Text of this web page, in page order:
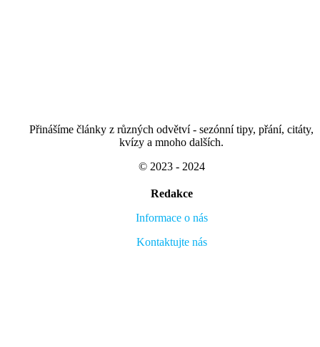
Přinášíme články z různých odvětví - sezónní tipy, přání, citáty,
kvízy a mnoho dalších.
© 2023 - 2024
Redakce
Informace o nás
Kontaktujte nás